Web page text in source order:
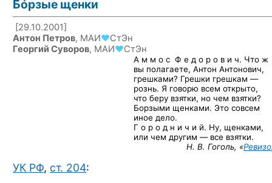
Бóрзые щенки
[29.10.2001]
Антон Петров, МАИ♥СтЭн
Георгий Суворов, МАИ♥СтЭн
А м м о с Ф е д о р о в и ч. Что ж
вы полагаете, Антон Антонович,
грешками? Грешки грешкам —
рознь. Я говорю всем открыто,
что беру взятки, но чем взятки?
Борзыми щенками. Это совсем
иное дело.
Г о р о д н и ч и й. Ну, щенками,
или чем другим —все взятки.
Н. В. Гоголь, «
УК РФ, ст. 204: